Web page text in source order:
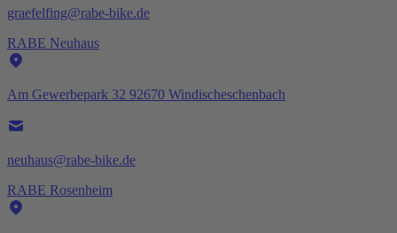
graefelfing@rabe-bike.de
RABE Neuhaus
Am Gewerbepark 32 92670 Windischeschenbach
neuhaus@rabe-bike.de
RABE Rosenheim